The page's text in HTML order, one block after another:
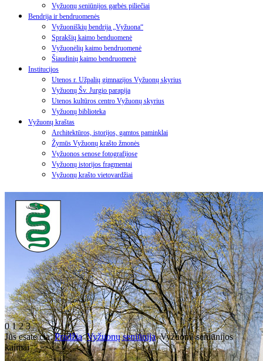
Vyžuonų seniūnijos garbės piliečiai
Bendrija ir bendruomenės
Vyžuoniškių bendrija „Vyžuona“
Sprakšių kaimo benduomenė
Vyžuonėlių kaimo bendruomenė
Šiaudinių kaimo bendruomenė
Institucijos
Utenos r. Užpalių gimnazijos Vyžuonų skyrius
Vyžuonų Šv. Jurgio parapija
Utenos kultūros centro Vyžuonų skyrius
Vyžuonų biblioteka
Vyžuonų kraštas
Architektūros, istorijos, gamtos paminklai
Žymūs Vyžuonų krašto žmonės
Vyžuonos senose fotografijose
Vyžuonų istorijos fragmentai
Vyžuonų krašto vietovardžiai
0123
Jūs esate čia:Pradžia Vyžuonų seniūnija Vyžuonų seniūnijos
kaimai